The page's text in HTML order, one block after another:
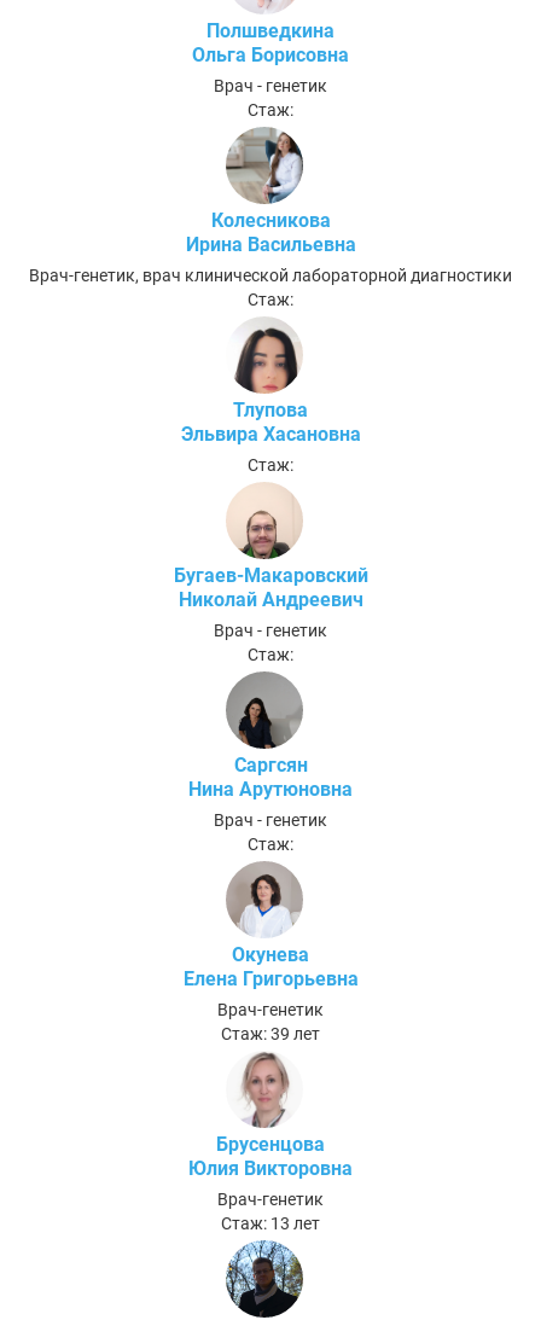
Полшведкина
Ольга Борисовна
Врач - генетик
Стаж:
Колесникова
Ирина Васильевна
Врач-генетик, врач клинической лабораторной диагностики
Стаж:
Тлупова
Эльвира Хасановна
Стаж:
Бугаев-Макаровский
Николай Андреевич
Врач - генетик
Стаж:
Саргсян
Нина Арутюновна
Врач - генетик
Стаж:
Окунева
Елена Григорьевна
Врач-генетик
Стаж: 39 лет
Брусенцова
Юлия Викторовна
Врач-генетик
Стаж: 13 лет